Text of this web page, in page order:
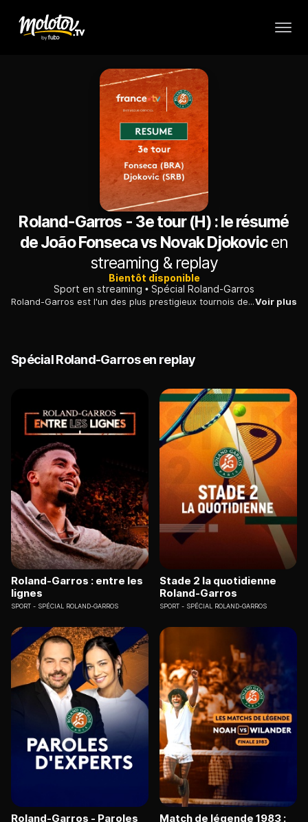
Roland-Garros - 3e tour (H) : le résumé
de João Fonseca vs Novak Djokovicen
streaming & replay
Bientôt disponible
Sport en streaming
Spécial Roland-Garros
Roland-Garros est l'un des plus prestigieux tournois de tennis. Le tournoi de Roland-Garros a été créé en 1925. Avec l'Open d'Australie, Wimbledon et l'US Open, Roland-Garros est l'un des quatre tournois du Grand Chelem et le plus grand tournoi de la saison de tennis sur terre battue.Voir plus
Spécial Roland-Garros en replay
Roland-Garros : entre les
lignes
SPORT SPÉCIAL ROLAND-GARROS
Stade 2 la quotidienne
Roland-Garros
SPORT SPÉCIAL ROLAND-GARROS
Roland-Garros - Paroles
Match de légende 1983 :